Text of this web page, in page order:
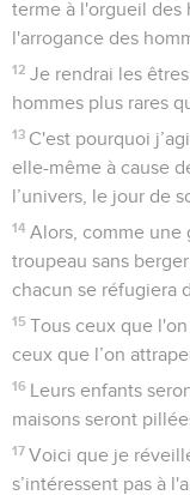
terme à l'orgueil des
l'arrogance des
12 Je rendrai les
hommes plus rares
13 C'est pourquoi
elle-même à cause
l’univers, le jour de
14 Alors, comme une
troupeau sans
chacun se réfugiera
15 Tous ceux que
ceux que l’on
16 Leurs enfants
maisons seront
17 Voici que je
s’intéressent pas à